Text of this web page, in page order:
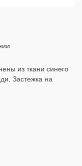
из ткани синего
Застежка на